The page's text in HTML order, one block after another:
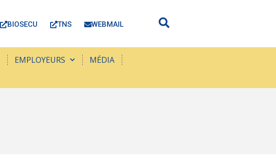
BIOSECU TNS WEBMAIL
EMPLOYEURS
MÉDIA